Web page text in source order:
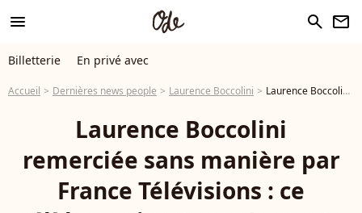
menu search newsletter
Billetterie En privé avec
Accueil Dernières news people Laurence Boccolini Laurence Boccolini remerciée sans manière par France Télévisions : ce célèbre animateur n'apporte pas son soutien et enfonce même le clou
Laurence Boccolini
remerciée sans manière par
France Télévisions : ce